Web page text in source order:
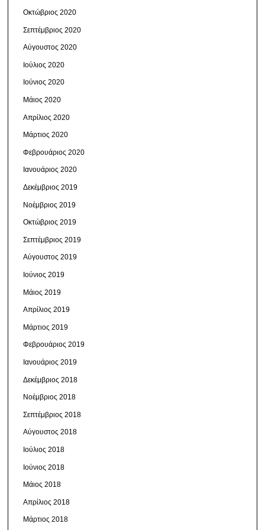
Οκτώβριος 2020
Σεπτέμβριος 2020
Αύγουστος 2020
Ιούλιος 2020
Ιούνιος 2020
Μάιος 2020
Απρίλιος 2020
Μάρτιος 2020
Φεβρουάριος 2020
Ιανουάριος 2020
Δεκέμβριος 2019
Νοέμβριος 2019
Οκτώβριος 2019
Σεπτέμβριος 2019
Αύγουστος 2019
Ιούνιος 2019
Μάιος 2019
Απρίλιος 2019
Μάρτιος 2019
Φεβρουάριος 2019
Ιανουάριος 2019
Δεκέμβριος 2018
Νοέμβριος 2018
Σεπτέμβριος 2018
Αύγουστος 2018
Ιούλιος 2018
Ιούνιος 2018
Μάιος 2018
Απρίλιος 2018
Μάρτιος 2018